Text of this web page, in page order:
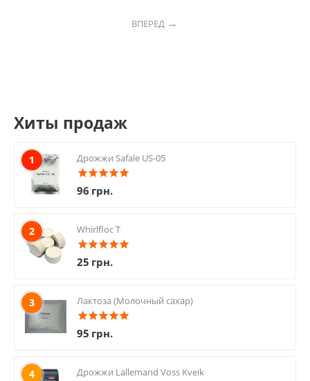
ВПЕРЕД
Хиты продаж
1 Дрожжи Safale US-05
96 грн.
2 Whirlfloc T
25 грн.
3 Лактоза (Молочный сахар)
95 грн.
4 Дрожжи Lallemand Voss Kveik